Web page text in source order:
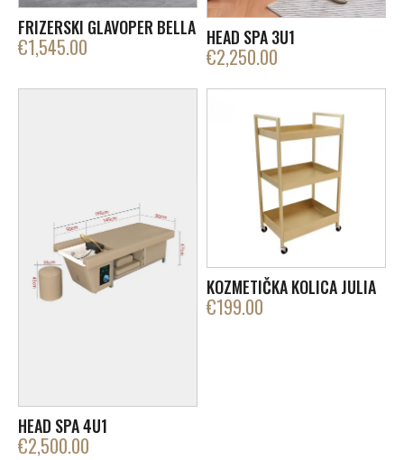
FRIZERSKI GLAVOPER BELLA
€1,545.00 HEAD SPA 3U1
€2,250.00
HEAD SPA 4U1
€2,500.00
KOZMETIČKA KOLICA JULIA
€199.00